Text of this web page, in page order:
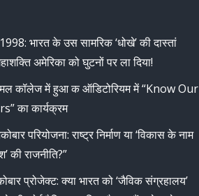
भारत के उस सामरिक ‘धोखे’ की दास्तां
अमेरिका को घुटनों पर ला दिया!
मल कॉलेज में हुआ क ऑडिटोरियम में “Know Our
का कार्यक्रम
परियोजना: राष्ट्र निर्माण या ‘विकास के नाम
की राजनीति?”
प्रोजेक्ट: क्या भारत को ‘जैविक संग्रहालय’